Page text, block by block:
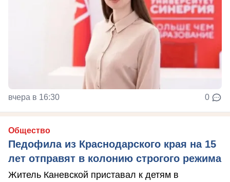
вчера в 16:30 0
Общество
Педофила из Краснодарского края на 15
лет отправят в колонию строгого режима
Житель Каневской приставал к детям в